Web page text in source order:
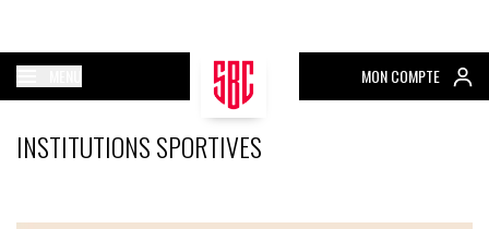
MON COMPTE
INSTITUTIONS SPORTIVES